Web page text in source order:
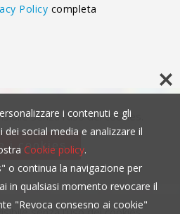
Policy completa
senza l'uso dei cookies.
i cookies
i contenuti e gli
social media e analizzare il
Cookie policy.
o continua la navigazione per
in qualsiasi momento revocare il
"Revoca consesno ai cookie"